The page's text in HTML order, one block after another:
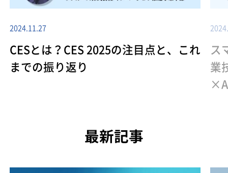
2024.11.27
CESとは？CES 2025の注目点と、これ
までの振り返り
ス
業
最新記事